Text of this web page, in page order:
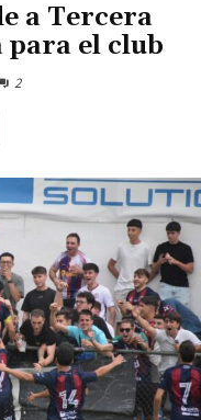
a Tercera
para el club
2